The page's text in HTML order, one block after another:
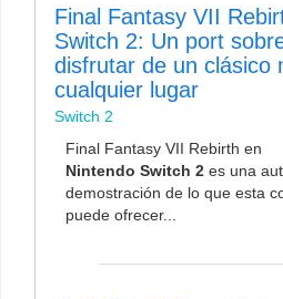
Final Fantasy VII
Switch 2: Un port
disfrutar de un clásico
cualquier lugar
Switch 2
Final Fantasy VII Rebirth en
Nintendo Switch 2 es una
demostración de lo que esta
puede ofrecer...